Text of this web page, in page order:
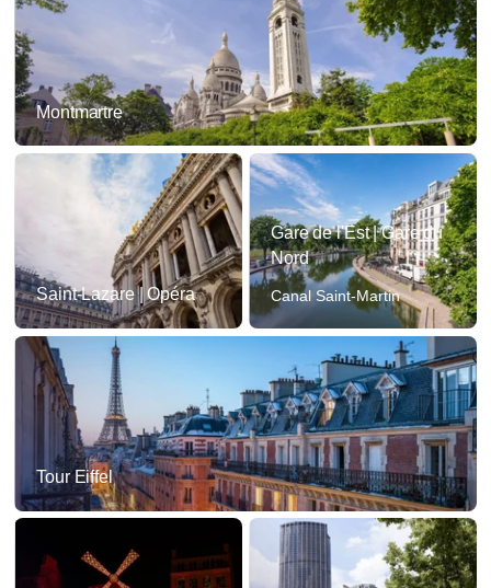
Montmartre
Saint-Lazare | Opéra
Gare de l'Est | Gare du
Nord
Canal Saint-Martin
Tour Eiffel